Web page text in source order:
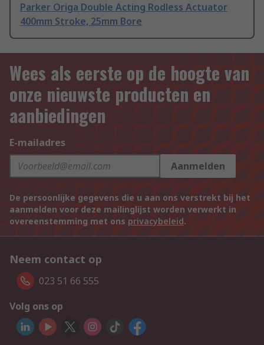
Parker Origa Double Acting Rodless Actuator
400mm Stroke, 25mm Bore
Wees als eerste op de hoogte van
onze nieuwste producten en
aanbiedingen
E-mailadres
Aanmelden
De persoonlijke gegevens die u aan ons verstrekt bij het
aanmelden voor deze mailinglijst worden verwerkt in
overeenstemming met ons privacybeleid.
Neem contact op
023 51 66 555
Volg ons op